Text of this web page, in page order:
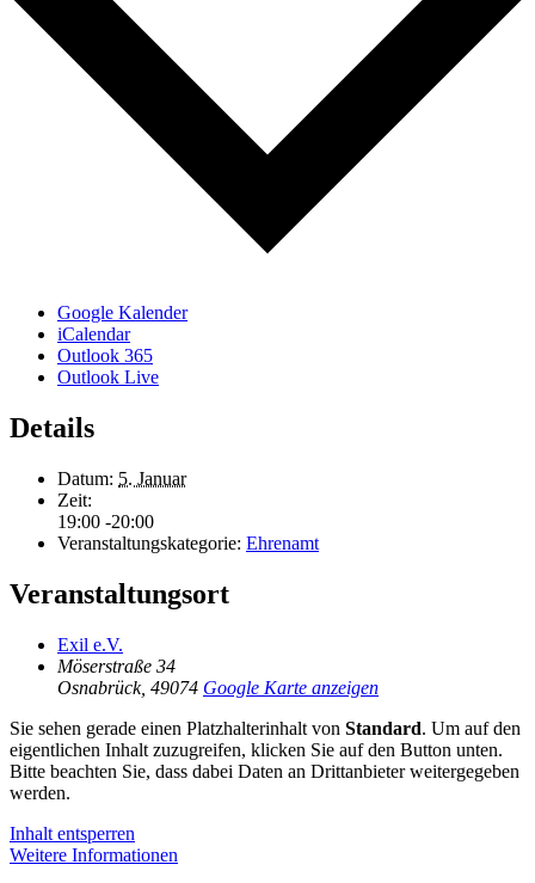
Google Kalender
iCalendar
Outlook 365
Outlook Live
Details
Datum: 5. Januar
Zeit:
19:00 -20:00
Veranstaltungskategorie: Ehrenamt
Veranstaltungsort
Exil e.V.
Möserstraße 34
Osnabrück, 49074 Google Karte anzeigen
Sie sehen gerade einen Platzhalterinhalt von Standard. Um auf den
eigentlichen Inhalt zuzugreifen, klicken Sie auf den Button unten.
Bitte beachten Sie, dass dabei Daten an Drittanbieter weitergegeben
werden.
Inhalt entsperren
Weitere Informationen